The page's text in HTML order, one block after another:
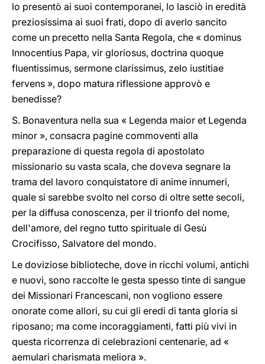
lo presentò ai suoi contemporanei, lo lasciò in eredità
preziosissima ai suoi frati, dopo di averlo sancito
come un precetto nella Santa Regola, che « dominus
Innocentius Papa, vir gloriosus, doctrina quoque
fluentissimus, sermone clarissimus, zelo iustitiae
fervens », dopo matura riflessione approvò e
benedisse?
S. Bonaventura nella sua « Legenda maior et Legenda
minor », consacra pagine commoventi alla
preparazione di questa regola di apostolato
missionario su vasta scala, che doveva segnare la
trama del lavoro conquistatore di anime innumeri,
quale si sarebbe svolto nel corso di oltre sette secoli,
per la diffusa conoscenza, per il trionfo del nome,
dell'amore, del regno tutto spirituale di Gesù
Crocifisso, Salvatore del mondo.
Le doviziose biblioteche, dove in ricchi volumi, antichi
e nuovi, sono raccolte le gesta spesso tinte di sangue
dei Missionari Francescani, non vogliono essere
onorate come allori, su cui gli eredi di tanta gloria si
riposano; ma come incoraggiamenti, fatti più vivi in
questa ricorrenza di celebrazioni centenarie, ad «
aemulari charismata meliora ».